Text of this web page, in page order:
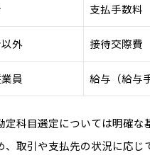
支払手数料
外 接待交際費
員 給与（給与
定科目選定については明確な
、取引や支払先の状況に応じ